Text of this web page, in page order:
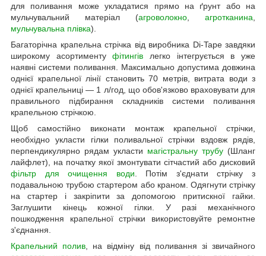
для поливання може укладатися прямо на ґрунт або на
мульчувальний матеріал (агроволокно агротканина
мульчувальна плівка).
Багаторічна крапельна стрічка від виробника Di-Tape завдяки
широкому асортиментуфітингів легко інтегрується в уже
наявні системи поливання. Максимально допустима довжина
однієї крапельної лінії становить 70 метрів, витрата води з
однієї крапельниці — 1 л/год, що обов'язково враховувати для
правильного підбирання складників системи поливання
крапельною стрічкою.
Щоб самостійно виконати монтаж крапельної стрічки,
необхідно укласти гілки поливальної стрічки вздовж рядів,
перпендикулярно рядам укласти магістральну трубу (Шланг
лайфлет), на початку якої змонтувати сітчастий або дисковий
фільтр для очищення води . Потім з'єднати стрічку з
подавальною трубою стартером або краном. Одягнути стрічку
на стартер і закріпити за допомогою притискної гайки.
Заглушити кінець кожної гілки. У разі механічного
пошкодження крапельної стрічки використовуйте ремонтне
з'єднання.
Крапельний полив , на відміну від поливання зі звичайного